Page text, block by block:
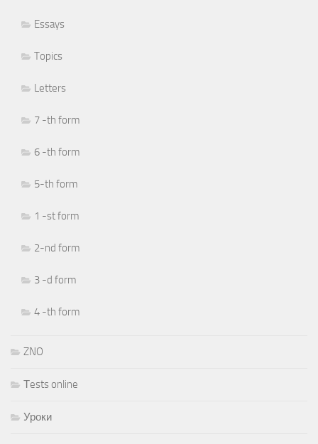
Essays
Topics
Letters
7 -th form
6 -th form
5-th form
1 -st form
2-nd form
3 -d form
4 -th form
ZNO
Тests online
Уроки